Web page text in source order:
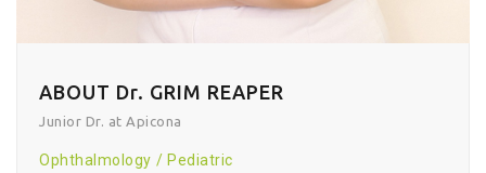
ABOUT Dr. GRIM REAPER
Junior Dr. at Apicona
Ophthalmology Pediatric